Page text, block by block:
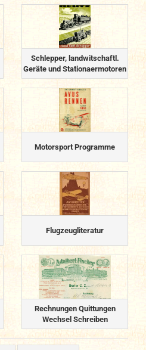
Schlepper, landwitschaftl.
Geräte und Stationaermotoren
Motorsport Programme
Flugzeugliteratur
Rechnungen Quittungen
Wechsel Schreiben